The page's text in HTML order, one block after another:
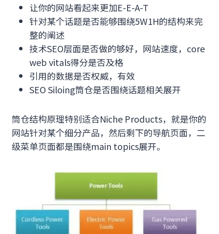
让你的网站看起来更加E-E-A-T
针对某个话题是否能够围绕5W1H的结构来完
整的阐述
技术SEO层面是否做的够好，网站速度，core
web vitals得分是否及格
引用的数据是否权威，有效
SEO Siloing筒仓是否围绕话题相关展开
筒仓结构原理特别适合Niche Products，就是你的
网站针对某个细分产品，然后剩下的导航页面，二
级菜单页面都是围绕main topics展开。